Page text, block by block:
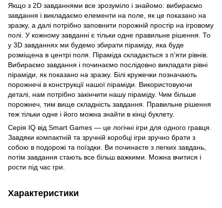
Якщо з 2D завданнями все зрозуміло і знайомо: вибираємо
завдання і викладаємо елементи на поле, як це показано на
зразку, а далі потрібно заповнити порожній простір на ігровому
полі. У кожному завданні є тільки одне правильне рішення. То
у 3D завданнях ми будемо збирати піраміду, яка буде
розміщена в центрі поля. Піраміда складається з п'яти рівнів.
Вибираємо завдання і починаємо послідовно викладати рівні
піраміди, як показано на зразку. Білі кружечки позначають
порожнечі в конструкції нашої піраміди. Використовуючи
деталі, нам потрібно закінчити нашу піраміду. Чим більше
порожнеч, тим вище складність завдання. Правильне рішення
теж тільки одне і його можна знайти в кінці буклету. ⠀
Серія IQ від Smart Games — це логічні ігри для одного гравця.
Завдяки компактній та зручній коробці ігри зручно брати з
собою в подорожі та поїздки. Ви починаєте з легких завдань,
потім завдання стають все більш важкими. Можна вчитися і
рости під час гри. ⠀
Характеристики